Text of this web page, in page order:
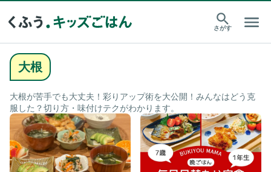
さがす
大根
大根が苦手でも大丈夫！彩りアップ術を大公開！みんなはどう克
服した？切り方・味付けテクがわかります。